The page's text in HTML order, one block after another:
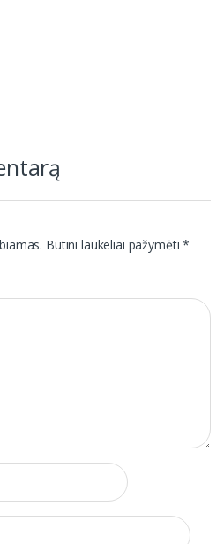
Būtini laukeliai pažymėti*